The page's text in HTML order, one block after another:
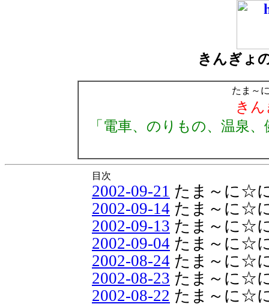
きんぎょ
たま～
き
「電車、のりもの、温泉
目次
2002-09-21 たま～に☆
2002-09-14 たま～に☆
2002-09-13 たま～に☆
2002-09-04 たま～に☆
2002-08-24 たま～に☆
2002-08-23 たま～に☆
2002-08-22 たま～に☆